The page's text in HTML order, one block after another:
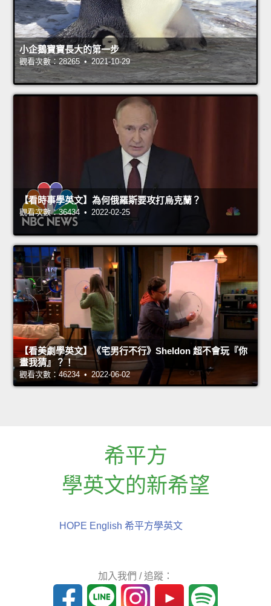
小企鵝寶寶長大的第一步
觀看次數：28265 • 2021-10-29
【看時事學英文】為何俄羅斯要攻打烏克蘭？
觀看次數：36434 • 2022-02-25
【看美劇學英文】《宅男行不行》Sheldon 超不會玩『你
畫我猜』？！
觀看次數：46234 • 2022-06-02
希平方
學英文的新希望
HOPE English 希平方學英文
加入我們 / 追蹤：